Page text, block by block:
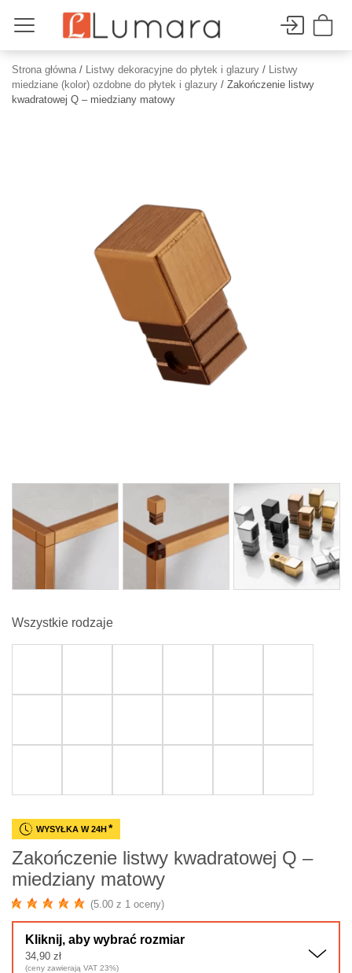
Strona główna/ Listwy dekoracyjne do płytek i glazury / Listwy
miedziane (kolor) ozdobne do płytek i glazury / Zakończenie listwy
kwadratowej Q – miedziany matowy
Wszystkie rodzaje
WYSYŁKA W 24H*
Zakończenie listwy kwadratowej Q –
miedziany matowy
(5.00 z 1 oceny)
Kliknij, aby wybrać rozmiar
34,90 zł
(ceny zawierają VAT 23%)